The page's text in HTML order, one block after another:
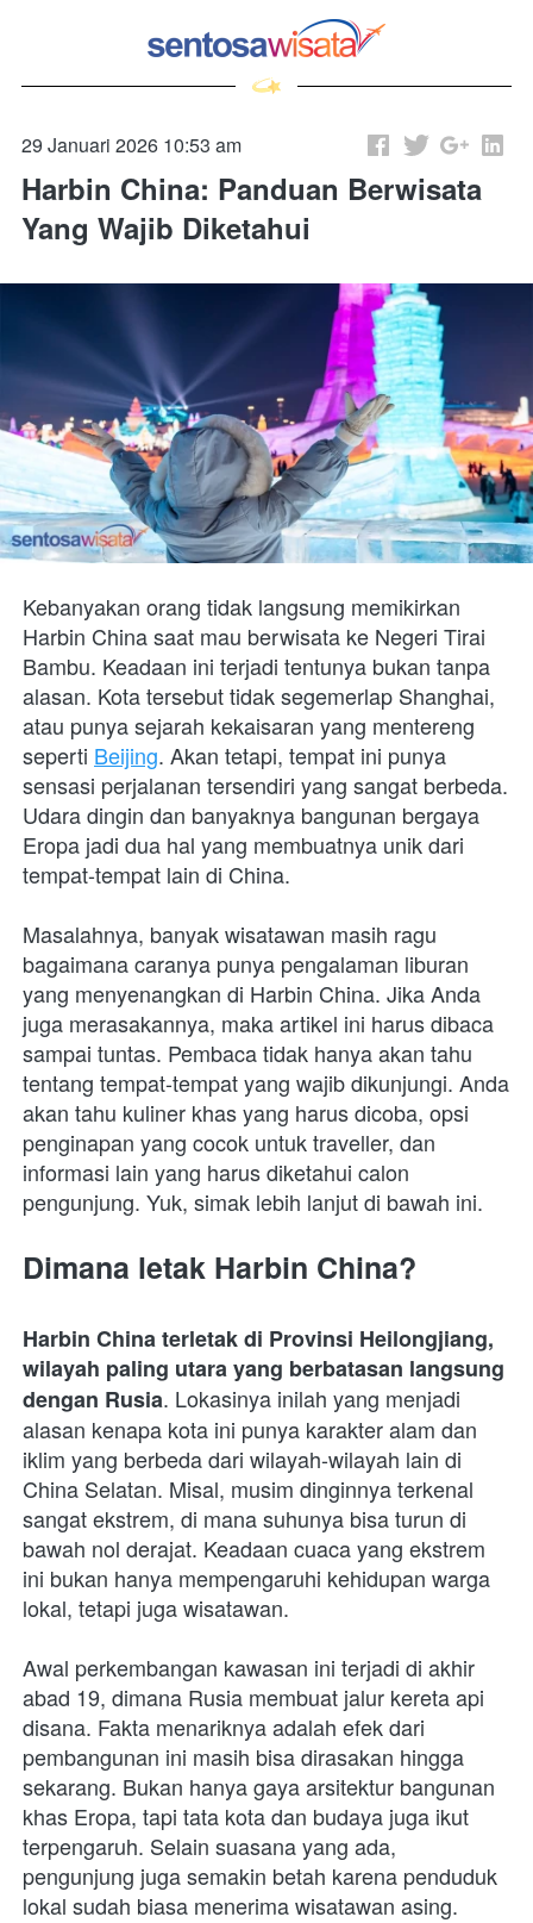
29 Januari 2026 10:53 am
Harbin China: Panduan Berwisata
Yang Wajib Diketahui
Kebanyakan orang tidak langsung memikirkan
Harbin China saat mau berwisata ke Negeri Tirai
Bambu. Keadaan ini terjadi tentunya bukan tanpa
alasan. Kota tersebut tidak segemerlap Shanghai,
atau punya sejarah kekaisaran yang mentereng
seperti Beijing. Akan tetapi, tempat ini punya
sensasi perjalanan tersendiri yang sangat berbeda.
Udara dingin dan banyaknya bangunan bergaya
Eropa jadi dua hal yang membuatnya unik dari
tempat-tempat lain di China.
Masalahnya, banyak wisatawan masih ragu
bagaimana caranya punya pengalaman liburan
yang menyenangkan di Harbin China. Jika Anda
juga merasakannya, maka artikel ini harus dibaca
sampai tuntas. Pembaca tidak hanya akan tahu
tentang tempat-tempat yang wajib dikunjungi. Anda
akan tahu kuliner khas yang harus dicoba, opsi
penginapan yang cocok untuk traveller, dan
informasi lain yang harus diketahui calon
pengunjung. Yuk, simak lebih lanjut di bawah ini.
Dimana letak Harbin China?
Harbin China terletak di Provinsi Heilongjiang,
wilayah paling utara yang berbatasan langsung
dengan Rusia. Lokasinya inilah yang menjadi
alasan kenapa kota ini punya karakter alam dan
iklim yang berbeda dari wilayah-wilayah lain di
China Selatan. Misal, musim dinginnya terkenal
sangat ekstrem, di mana suhunya bisa turun di
bawah nol derajat. Keadaan cuaca yang ekstrem
ini bukan hanya mempengaruhi kehidupan warga
lokal, tetapi juga wisatawan.
Awal perkembangan kawasan ini terjadi di akhir
abad 19, dimana Rusia membuat jalur kereta api
disana. Fakta menariknya adalah efek dari
pembangunan ini masih bisa dirasakan hingga
sekarang. Bukan hanya gaya arsitektur bangunan
khas Eropa, tapi tata kota dan budaya juga ikut
terpengaruh. Selain suasana yang ada,
pengunjung juga semakin betah karena penduduk
lokal sudah biasa menerima wisatawan asing.